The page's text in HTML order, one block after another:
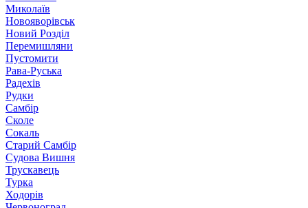
Миколаїв
Новояворівськ
Новий Розділ
Перемишляни
Пустомити
Рава-Руська
Радехів
Рудки
Самбір
Сколе
Сокаль
Старий Самбір
Судова Вишня
Трускавець
Турка
Ходорів